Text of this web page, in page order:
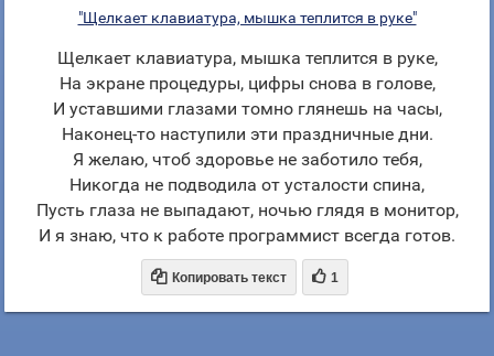
"Щелкает клавиатура, мышка теплится в руке"
Щелкает клавиатура, мышка теплится в руке,
На экране процедуры, цифры снова в голове,
И уставшими глазами томно глянешь на часы,
Наконец-то наступили эти праздничные дни.
Я желаю, чтоб здоровье не заботило тебя,
Никогда не подводила от усталости спина,
Пусть глаза не выпадают, ночью глядя в монитор,
И я знаю, что к работе программист всегда готов.
 Копировать текст  1